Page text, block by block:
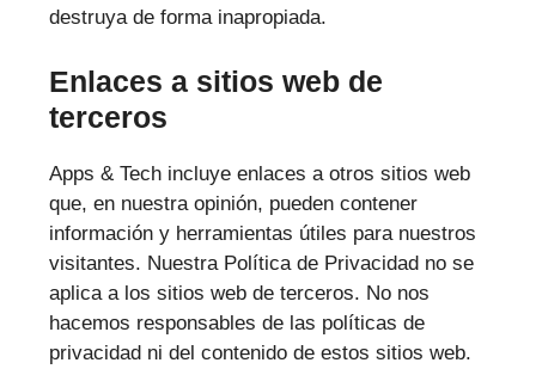
destruya de forma inapropiada.
Enlaces a sitios web de
terceros
Apps & Tech incluye enlaces a otros sitios web
que, en nuestra opinión, pueden contener
información y herramientas útiles para nuestros
visitantes. Nuestra Política de Privacidad no se
aplica a los sitios web de terceros. No nos
hacemos responsables de las políticas de
privacidad ni del contenido de estos sitios web.